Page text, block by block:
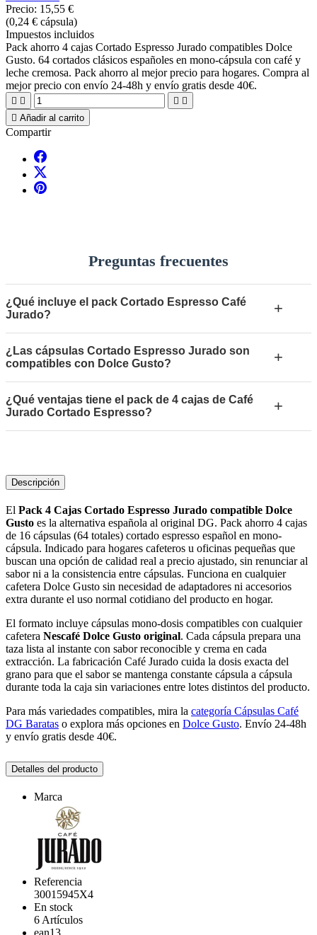
Precio: 15,55 €
(0,24 € cápsula)
Impuestos incluidos
Pack ahorro 4 cajas Cortado Espresso Jurado compatibles Dolce
Gusto. 64 cortados clásicos españoles en mono-cápsula con café y
leche cremosa. Pack ahorro al mejor precio para hogares. Compra al
mejor precio con envío 24-48h y envío gratis desde 40€.
   
 Añadir al carrito
Compartir
Preguntas frecuentes
¿Qué incluye el pack Cortado Espresso Café
Jurado?
+
¿Las cápsulas Cortado Espresso Jurado son
compatibles con Dolce Gusto?
+
¿Qué ventajas tiene el pack de 4 cajas de Café
Jurado Cortado Espresso?
+
Descripción
El Pack 4 Cajas Cortado Espresso Jurado compatible Dolce
Gusto es la alternativa española al original DG. Pack ahorro 4 cajas
de 16 cápsulas (64 totales) cortado espresso español en mono-
cápsula. Indicado para hogares cafeteros u oficinas pequeñas que
buscan una opción de calidad real a precio ajustado, sin renunciar al
sabor ni a la consistencia entre cápsulas. Funciona en cualquier
cafetera Dolce Gusto sin necesidad de adaptadores ni accesorios
extra durante el uso normal cotidiano del producto en hogar.
El formato incluye cápsulas mono-dosis compatibles con cualquier
cafetera Nescafé Dolce Gusto original. Cada cápsula prepara una
taza lista al instante con sabor reconocible y crema en cada
extracción. La fabricación Café Jurado cuida la dosis exacta del
grano para que el sabor se mantenga constante cápsula a cápsula
durante toda la caja sin variaciones entre lotes distintos del producto.
Para más variedades compatibles, mira la categoría Cápsulas Café
DG Baratas o explora más opciones en Dolce Gusto. Envío 24-48h
y envío gratis desde 40€.
Detalles del producto
Marca
Referencia
30015945X4
En stock
6 Artículos